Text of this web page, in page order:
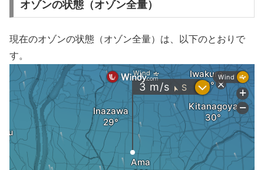
オゾンの状態（オゾン全量）
現在のオゾンの状態（オゾン全量）は、以下のとおりで
す。